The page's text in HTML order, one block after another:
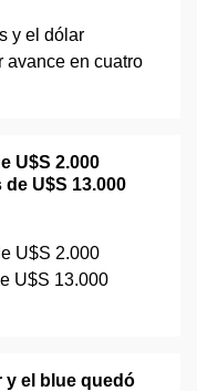
U$S 2.000
U$S 13.000
y el blue quedó